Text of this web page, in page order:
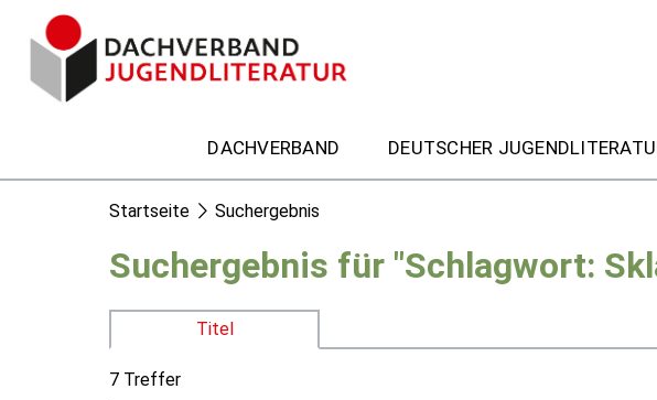
DACHVERBAND DEUTSCHER
Startseite Suchergebnis
Suchergebnis für "Schlagwort:
Titel
7 Treffer